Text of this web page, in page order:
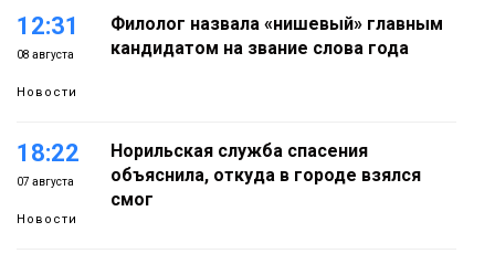
12:31
08 августа
Новости
Филолог назвала «нишевый» главным
кандидатом на звание слова года
18:22
07 августа
Новости
Норильская служба спасения
объяснила, откуда в городе взялся
смог